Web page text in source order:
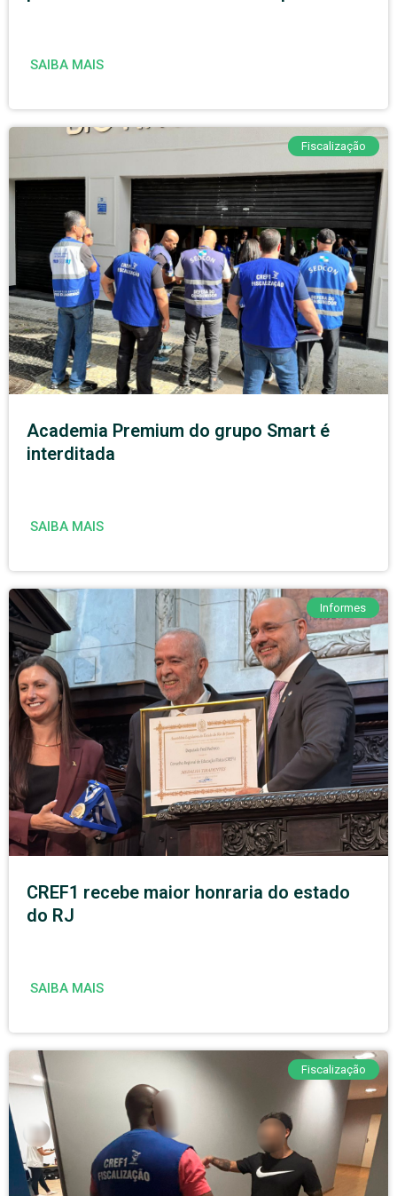
SAIBA MAIS
Fiscalização
Academia Premium do grupo Smart é
interditada
SAIBA MAIS
Informes
CREF1 recebe maior honraria do estado
do RJ
SAIBA MAIS
Fiscalização